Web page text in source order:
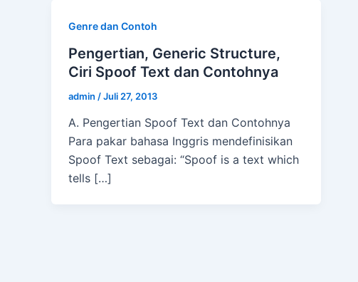
Genre dan Contoh
Pengertian, Generic Structure,
Ciri Spoof Text dan Contohnya
admin /Juli 27, 2013
A. Pengertian Spoof Text dan Contohnya
Para pakar bahasa Inggris mendefinisikan
Spoof Text sebagai: “Spoof is a text which
tells […]